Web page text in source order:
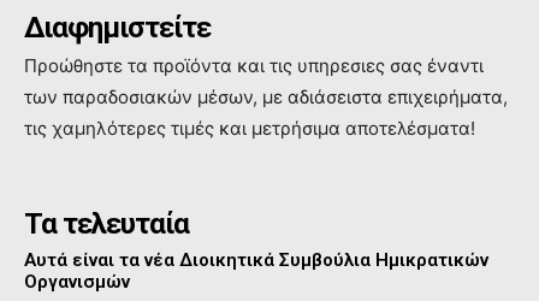
Διαφημιστείτε
Προώθηστε τα προϊόντα και τις υπηρεσιες σας έναντι
των παραδοσιακών μέσων, με αδιάσειστα επιχειρήματα,
τις χαμηλότερες τιμές και μετρήσιμα αποτελέσματα!
Τα τελευταία
Αυτά είναι τα νέα Διοικητικά Συμβούλια Ημικρατικών
Οργανισμών